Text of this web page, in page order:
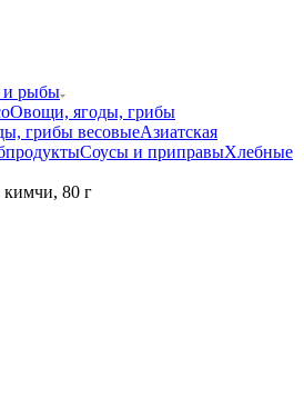
и рыбы
Овощи, ягоды, грибы
грибы весовыеАзиатская
Соусы и приправыХлебные
80 г